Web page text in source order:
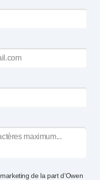
de la part d’Owen